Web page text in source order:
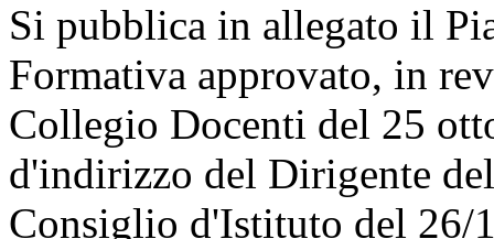
Si pubblica in allegato il
Formativa approvato, in
Collegio Docenti del 25
d'indirizzo del Dirigente
Consiglio d'Istituto del 26/